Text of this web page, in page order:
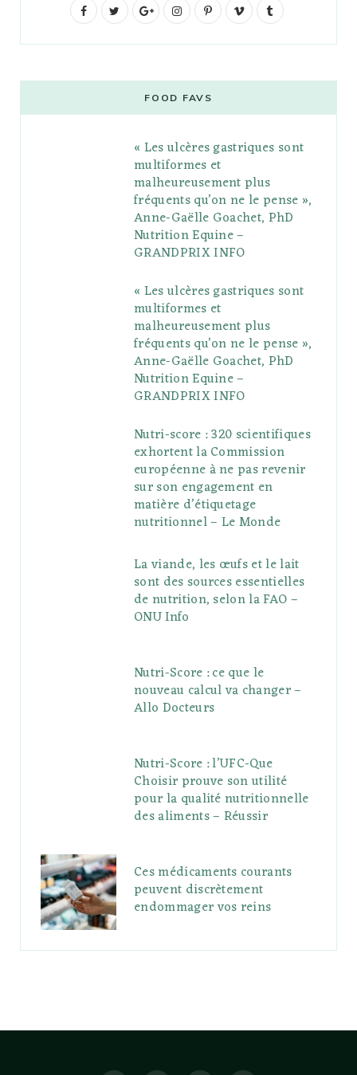
F
b
t
G
g
l
e
P
l
s
I
t
a
g
r
a
m
P
e
r
e
s
V
o
l
r
FOOD FAVS
« Les ulcères gastriques sont
multiformes et
malheureusement plus
fréquents qu’on ne le pense »,
Anne-Gaëlle Goachet, PhD
Nutrition Equine –
GRANDPRIX INFO
« Les ulcères gastriques sont
multiformes et
malheureusement plus
fréquents qu’on ne le pense »,
Anne-Gaëlle Goachet, PhD
Nutrition Equine –
GRANDPRIX INFO
Nutri-score : 320 scientifiques
exhortent la Commission
européenne à ne pas revenir
sur son engagement en
matière d’étiquetage
nutritionnel – Le Monde
La viande, les œufs et le lait
sont des sources essentielles
de nutrition, selon la FAO –
ONU Info
Nutri-Score : ce que le
nouveau calcul va changer –
Allo Docteurs
Nutri-Score : l’UFC-Que
Choisir prouve son utilité
pour la qualité nutritionnelle
des aliments – Réussir
Ces médicaments courants
peuvent discrètement
endommager vos reins